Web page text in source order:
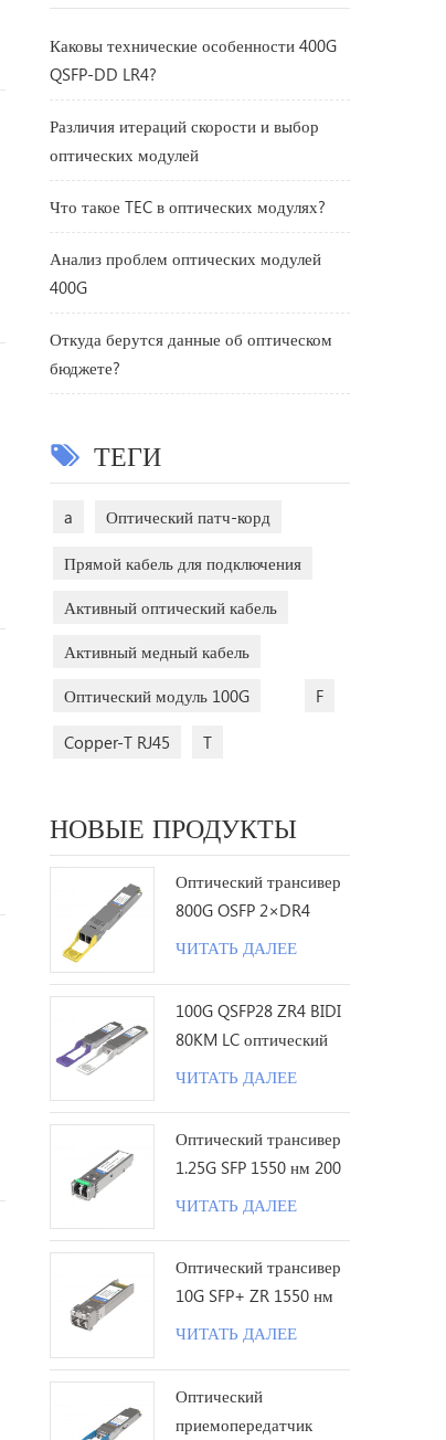
Каковы технические особенности 400G
QSFP-DD LR4?
Различия итераций скорости и выбор
оптических модулей
Что такое TEC в оптических модулях?
Анализ проблем оптических модулей
400G
Откуда берутся данные об оптическом
бюджете?
ТЕГИ
a Оптический патч-корд
Прямой кабель для подключения
Активный оптический кабель
Активный медный кабель
Оптический модуль 100G
F
Copper-T RJ45 T
НОВЫЕ ПРОДУКТЫ
Оптический трансивер
800G OSFP 2×DR4
1310nm 500M MPO12 с
ЧИТАТЬ ДАЛЕЕ
100G QSFP28 ZR4 BIDI
80KM LC оптический
трансивер
ЧИТАТЬ ДАЛЕЕ
Оптический трансивер
1.25G SFP 1550 нм 200
км LC
ЧИТАТЬ ДАЛЕЕ
Оптический трансивер
10G SFP+ ZR 1550 нм
120 км LC
ЧИТАТЬ ДАЛЕЕ
Оптический
приемопередатчик